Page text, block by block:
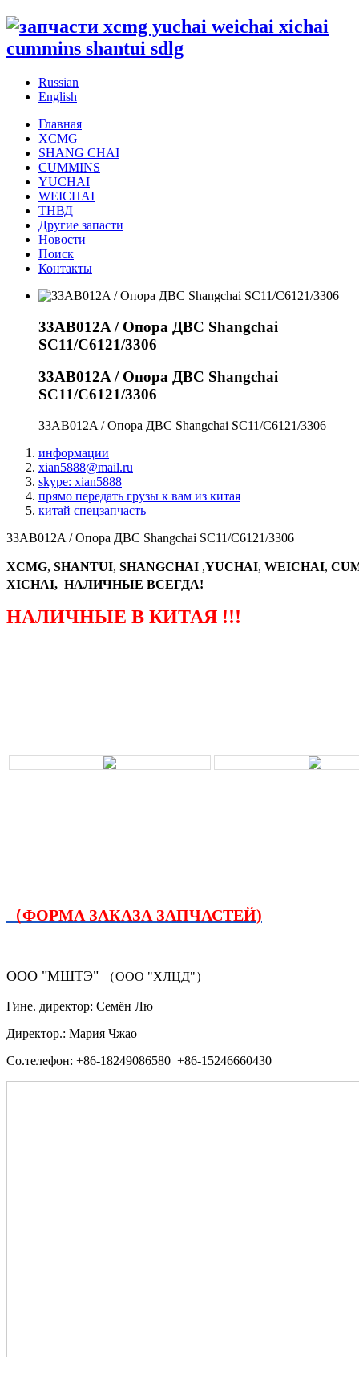
Russian
English
Главная
XCMG
SHANG CHAI
CUMMINS
YUCHAI
WEICHAI
ТНВД
Другие запасти
Новости
Поиск
Контакты
33AB012A / Опора ДВС Shangchai
SC11/C6121/3306
33AB012A / Опора ДВС Shangchai
SC11/C6121/3306
33AB012A / Опора ДВС Shangchai SC11/C6121/3306
информации
xian5888@mail.ru
skype: xian5888
прямо передать грузы к вам из китая
китай спецзапчасть
33AB012A / Опора ДВС Shangchai SC11/C6121/3306
XCMG, SHANTUI, SHANGCHAI ,YUCHAI, WEICHAI,
XICHAI, НАЛИЧНЫЕ ВСЕГДА!
НАЛИЧНЫЕ В КИТАЯ !!!
（ФОРМА ЗАКАЗА ЗАПЧАСТЕЙ)
ООО "МШТЭ" （ООО "ХЛЦД"）
Гине. директор: Семён Лю
Директор.: Мария Чжао
Со.телефон: +86-18249086580 +86-15246660430